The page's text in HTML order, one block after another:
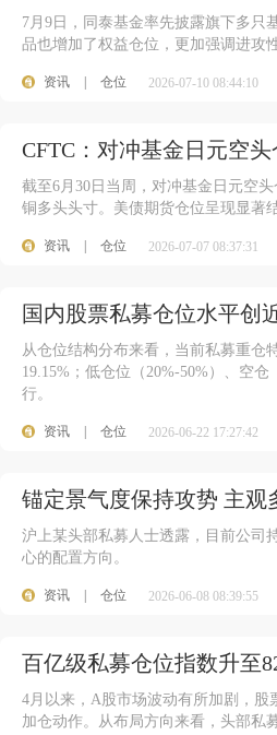
7月9日，同泰基金率先披露旗下多只
品也增加了权益仓位，更加强调进攻性
资讯 仓位 2026-07-10 08:44:10
CFTC：对冲基金日元空
截至6月30日当周，对冲基金日元空
铜多头头寸。美债期货仓位呈现显著
资讯 仓位 2026-07-07 08:37:31
国内股票私募仓位水平创
从仓位结构分布来看，当前私募重仓
19.15%；低仓位（20%-50%）、空
行。
资讯 仓位 2026-06-22 17:27:42
锚定景气度保持攻势 主
沪上某头部私募人士透露，目前公司
心的配置方向。
资讯 仓位 2026-06-08 08:39:55
百亿级私募仓位指数升至
4月以来，A股市场波动有所加剧，
加仓动作。从布局方向来看，头部私